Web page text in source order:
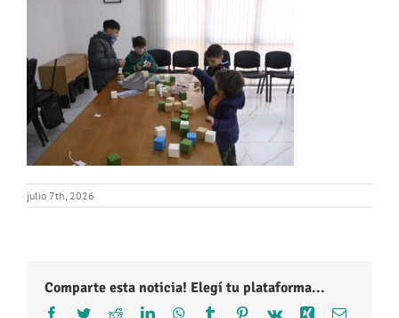
julio 7th, 2026
Comparte esta noticia! Elegí tu plataforma...
Facebook
TwitterRedditLinkedInWhatsApp
Tumblr Pinterest
Vk Xing Correo